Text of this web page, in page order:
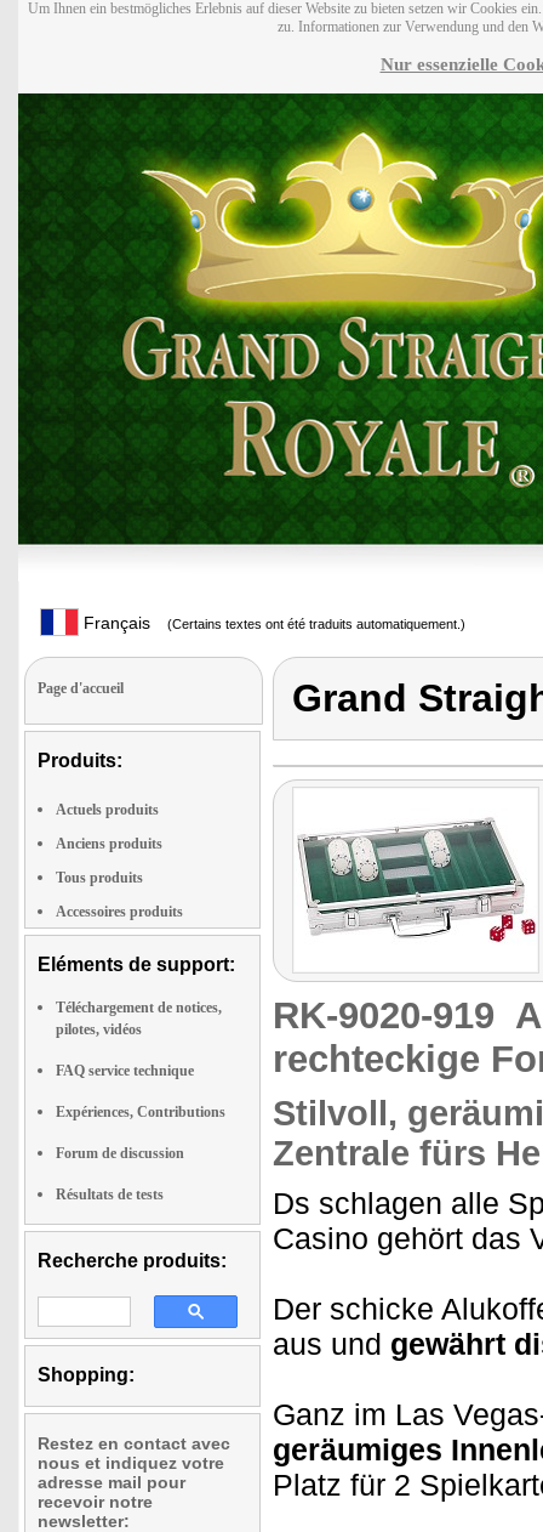
Um Ihnen ein bestmögliches Erlebnis auf dieser Website zu bieten setzen wir Cookies
zu. Informationen zur Verwendung und den
Nur essenzielle
Français (Certains textes ont été traduits automatiquement.)
Page d'accueil
Produits:
Actuels produits
Anciens produits
Tous produits
Accessoires produits
Eléments de support:
Téléchargement de notices,
pilotes, vidéos
FAQ service technique
Expériences, Contributions
Forum de discussion
Résultats de tests
Recherche produits:
Shopping:
Restez en contact avec
nous et indiquez votre
adresse mail pour
recevoir notre
newsletter:
Grand
RK-9020-919
rechteckige
Stilvoll,
Zentrale fürs
Ds schlagen alle
Casino gehört das
Der schicke
aus und gewährt
Ganz im Las
geräumiges
Platz für 2